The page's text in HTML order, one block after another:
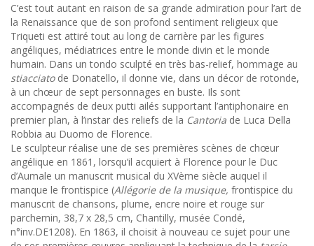
C’est tout autant en raison de sa grande admiration pour l’art de
la Renaissance que de son profond sentiment religieux que
Triqueti est attiré tout au long de carrière par les figures
angéliques, médiatrices entre le monde divin et le monde
humain. Dans un tondo sculpté en très bas-relief, hommage au
stiacciatode Donatello, il donne vie, dans un décor de rotonde,
à un chœur de sept personnages en buste. Ils sont
accompagnés de deux putti ailés supportant l’antiphonaire en
premier plan, à l’instar des reliefs de la Cantoria de Luca Della
Robbia au Duomo de Florence.
Le sculpteur réalise une de ses premières scènes de chœur
angélique en 1861, lorsqu’il acquiert à Florence pour le Duc
d’Aumale un manuscrit musical du XVème siècle auquel il
manque le frontispice (Allégorie de la musique, frontispice du
manuscrit de chansons, plume, encre noire et rouge sur
parchemin, 38,7 x 28,5 cm, Chantilly, musée Condé,
n°inv.DE1208). En 1863, il choisit à nouveau ce sujet pour une